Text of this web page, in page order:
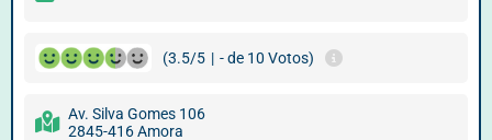
(3.5/5 | - de 10 Votos)
Av. Silva Gomes 106
2845-416 Amora